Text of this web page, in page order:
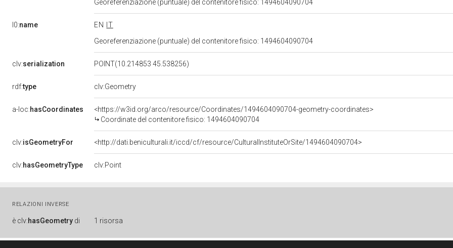
Georeferenziazione (puntuale) del contenitore fisico: 1494604090704
l0:name EN
IT
Georeferenziazione (puntuale) del contenitore fisico: 1494604090704
clv:serialization POINT(10.214853 45.538256)
rdf:type clv:Geometry
a-loc:hasCoordinates
<https://w3id.org/arco/resource/Coordinates/1494604090704-geometry-coordinates>
Coordinate del contenitore fisico: 1494604090704
clv:isGeometryFor <http://dati.beniculturali.it/iccd/cf/resource/CulturalInstituteOrSite/1494604090704>
clv:hasGeometryType clv:Point
RELAZIONI INVERSE
è clv:hasGeometry di 1 risorsa